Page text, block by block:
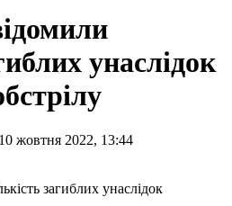
унаслідок
жовтня 2022, 13:44